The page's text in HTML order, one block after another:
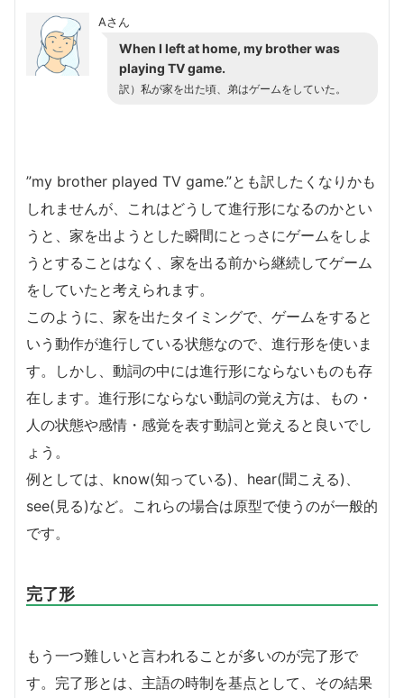
Aさん
When I left at home, my brother was
playing TV game.
訳）私が家を出た頃、弟はゲームをしていた。
”my brother played TV game.”とも訳したくなりかも
しれませんが、これはどうして進行形になるのかとい
うと、家を出ようとした瞬間にとっさにゲームをしよ
うとすることはなく、家を出る前から継続してゲーム
をしていたと考えられます。
このように、家を出たタイミングで、ゲームをすると
いう動作が進行している状態なので、進行形を使いま
す。しかし、動詞の中には進行形にならないものも存
在します。進行形にならない動詞の覚え方は、もの・
人の状態や感情・感覚を表す動詞と覚えると良いでし
ょう。
例としては、know(知っている)、hear(聞こえる)、
see(見る)など。これらの場合は原型で使うのが一般的
です。
完了形
もう一つ難しいと言われることが多いのが完了形で
す。完了形とは、主語の時制を基点として、その結果